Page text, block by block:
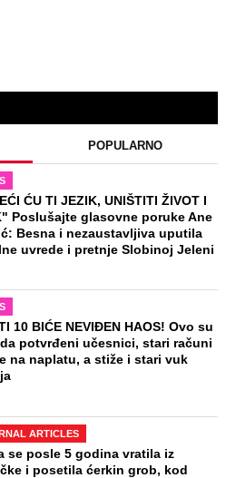
POPULARNO
ĆU TI JEZIK, UNIŠTITI ŽIVOT I
Poslušajte glasovne poruke Ane
Besna i nezaustavljiva uputila
uvrede i pretnje Slobinoj Jeleni
10 BIĆE NEVIĐEN HAOS! Ovo su
potvrđeni učesnici, stari računi
na naplatu, a stiže i stari vuk
ARTICLES
se posle 5 godina vratila iz
i posetila ćerkin grob, kod